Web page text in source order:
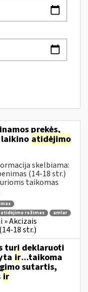
prekės,
atidėjimo
skelbiama:
(14-18 str.)
taikomas
atidėjimo režimas amlar
» Akcizais
18 str.)
turi deklaruoti
ir...taikoma
sutartis,
ir